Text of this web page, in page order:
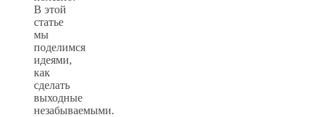
В этой
статье
мы
поделимся
идеями,
как
сделать
выходные
незабываемыми.